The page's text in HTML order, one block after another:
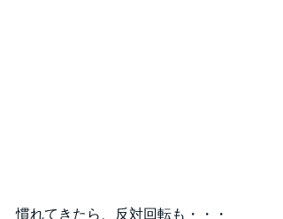
慣れてきたら、反対回転も・・・